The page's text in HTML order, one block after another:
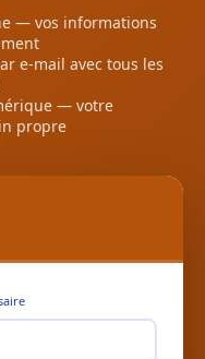
— vos informations
e-mail avec tous les
— votre
propre